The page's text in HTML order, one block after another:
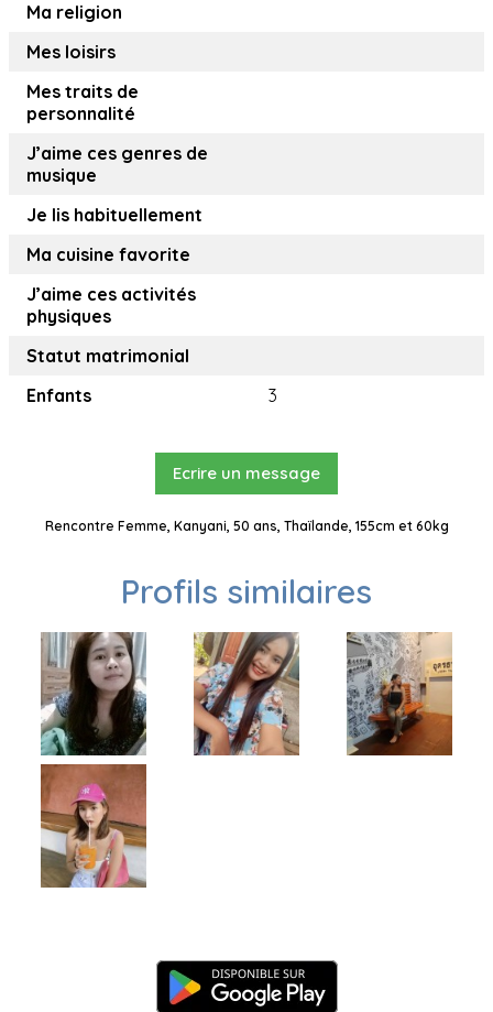
Ma religion
Mes loisirs
Mes traits de
personnalité
J’aime ces genres de
musique
Je lis habituellement
Ma cuisine favorite
J’aime ces activités
physiques
Statut matrimonial
Enfants
3
Ecrire un message
Rencontre Femme, Kanyani, 50 ans, Thaïlande, 155cm et 60kg
Profils similaires